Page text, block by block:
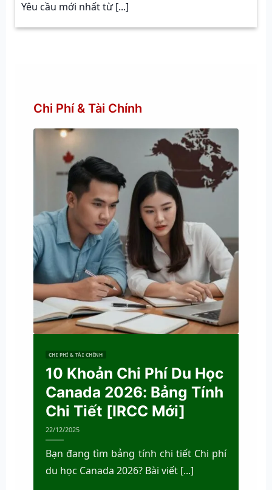
Yêu cầu mới nhất từ [...]
Chi Phí & Tài Chính
CHI PHÍ & TÀI CHÍNH
10 Khoản Chi Phí Du Học
Canada 2026: Bảng Tính
Chi Tiết [IRCC Mới]
22/12/2025
Bạn đang tìm bảng tính chi tiết Chi phí
du học Canada 2026? Bài viết [...]